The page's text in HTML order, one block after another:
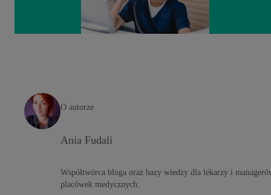
O autorze
Ania Fudali
Współtwórca bloga oraz bazy wiedzy dla lekarzy i
placówek medycznych.